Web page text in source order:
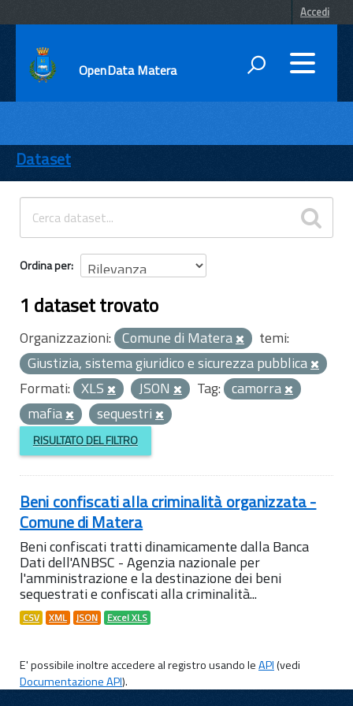
Accedi
OpenData Matera
ENTI
TEMI
INFORMAZIONI
Dataset
Ordina per
1 dataset trovato
Organizzazioni: Comune di Matera
temi:
Giustizia, sistema giuridico e sicurezza pubblica
Formati: XLS JSON Tag: camorra
mafia
sequestri
RISULTATO DEL FILTRO
Beni confiscati alla criminalità organizzata -
Comune di Matera
Beni confiscati tratti dinamicamente dalla Banca
Dati dell'ANBSC - Agenzia nazionale per
l'amministrazione e la destinazione dei beni
sequestrati e confiscati alla criminalità...
CSV XML JSON Excel XLS
E' possibile inoltre accedere al registro usando leAPI(vedi
Documentazione API).